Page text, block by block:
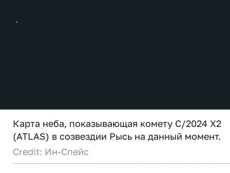
Карта неба, показывающая комету C/2024 X2
(ATLAS) в созвездии Рысь на данный момент.
Credit: Ин-Спейс